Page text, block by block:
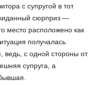
с супругой в тот
сюрприз —
место расположено как
получалась
ведь, с одной стороны от
супруга, а